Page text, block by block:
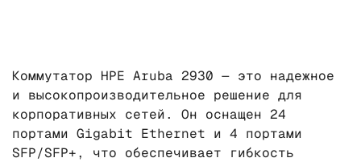
Коммутатор HPE Aruba 2930 — это надежное
и высокопроизводительное решение для
корпоративных сетей. Он оснащен 24
портами Gigabit Ethernet и 4 портами
SFP/SFP+, что обеспечивает гибкость